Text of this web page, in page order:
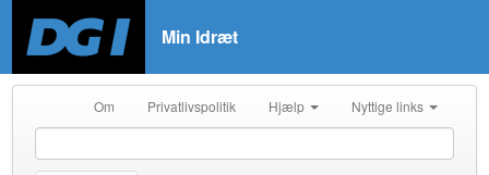
Min Idræt
Om Privatlivspolitik Hjælp Nyttige links